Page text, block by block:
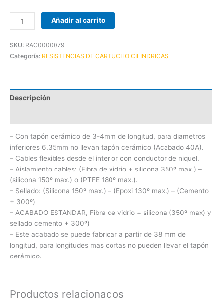
Añadir al carrito
SKU: RAC0000079
Categoría: RESISTENCIAS DE CARTUCHO CILINDRICAS
Descripción
– Con tapón cerámico de 3-4mm de longitud, para diametros
inferiores 6.35mm no llevan tapón cerámico (Acabado 40A).
– Cables flexibles desde el interior con conductor de niquel.
– Aislamiento cables: (Fibra de vidrio + silicona 350º max.) –
(silicona 150º max.) o (PTFE 180º max.).
– Sellado: (Silicona 150º max.) – (Epoxi 130º max.) – (Cemento
+ 300º)
– ACABADO ESTANDAR, Fibra de vidrio + silicona (350º max) y
sellado cemento + 300º)
– Este acabado se puede fabricar a partir de 38 mm de
longitud, para longitudes mas cortas no pueden llevar el tapón
cerámico.
Productos relacionados